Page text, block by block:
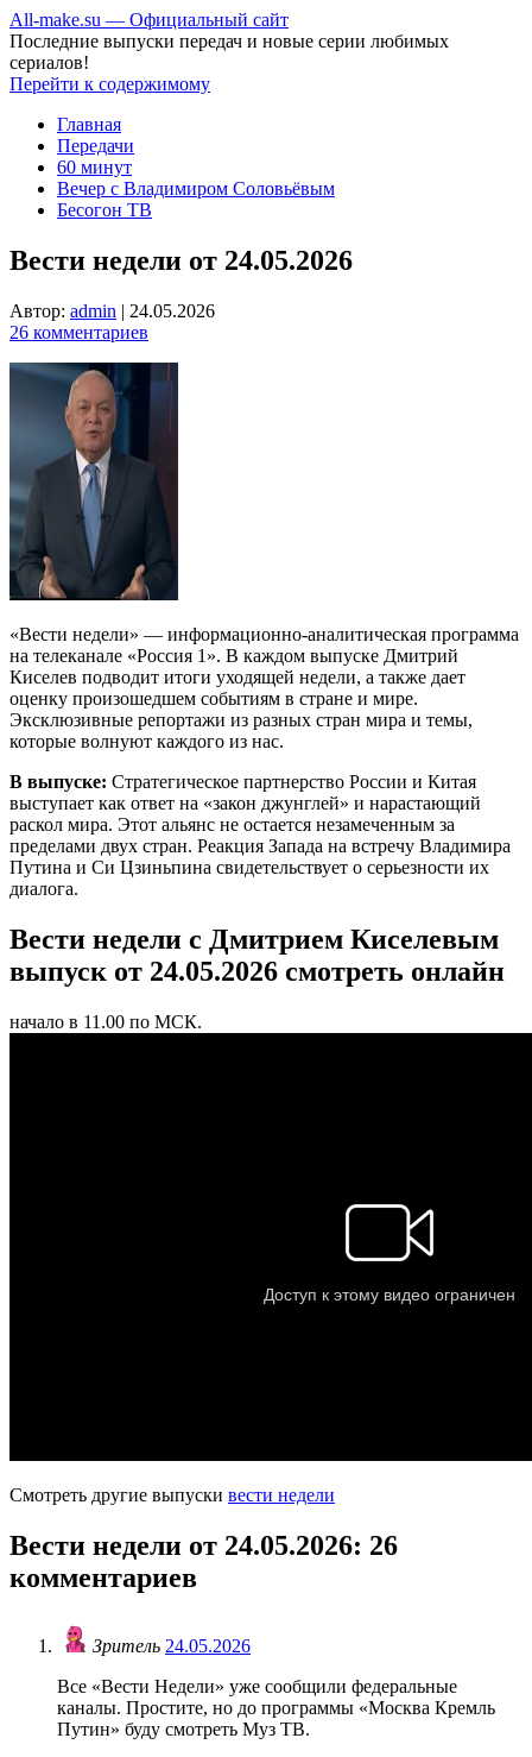
All-make.su — Официальный сайт
Последние выпуски передач и новые серии любимых
сериалов!
Перейти к содержимому
Главная
Передачи
60 минут
Вечер с Владимиром Соловьёвым
Бесогон ТВ
Вести недели от 24.05.2026
Автор: admin | 24.05.2026
26 комментариев
«Вести недели» — информационно-аналитическая программа
на телеканале «Россия 1». В каждом выпуске Дмитрий
Киселев подводит итоги уходящей недели, а также дает
оценку произошедшем событиям в стране и мире.
Эксклюзивные репортажи из разных стран мира и темы,
которые волнуют каждого из нас.
В выпуске: Стратегическое партнерство России и Китая
выступает как ответ на «закон джунглей» и нарастающий
раскол мира. Этот альянс не остается незамеченным за
пределами двух стран. Реакция Запада на встречу Владимира
Путина и Си Цзиньпина свидетельствует о серьезности их
диалога.
Вести недели с Дмитрием Киселевым
выпуск от 24.05.2026 смотреть онлайн
начало в 11.00 по МСК.
Смотреть другие выпуски вести недели
Вести недели от 24.05.2026: 26
комментариев
Зритель 24.05.2026
Все «Вести Недели» уже сообщили федеральные
каналы. Простите, но до программы «Москва Кремль
Путин» буду смотреть Муз ТВ.